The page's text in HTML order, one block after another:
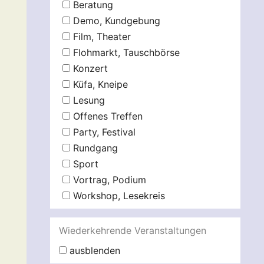
Beratung
Demo, Kundgebung
Film, Theater
Flohmarkt, Tauschbörse
Konzert
Küfa, Kneipe
Lesung
Offenes Treffen
Party, Festival
Rundgang
Sport
Vortrag, Podium
Workshop, Lesekreis
Wiederkehrende Veranstaltungen
ausblenden